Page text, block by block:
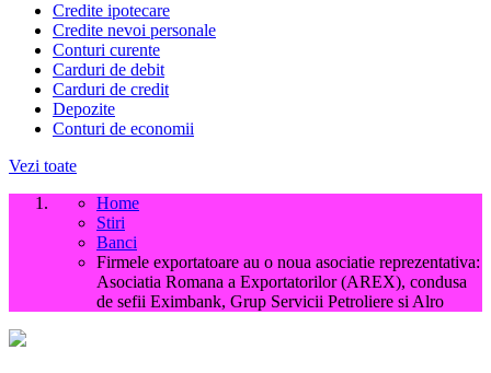
Credite ipotecare
Credite nevoi personale
Conturi curente
Carduri de debit
Carduri de credit
Depozite
Conturi de economii
Vezi toate
Home
Stiri
Banci
Firmele exportatoare au o noua asociatie reprezentativa:
Asociatia Romana a Exportatorilor (AREX), condusa
de sefii Eximbank, Grup Servicii Petroliere si Alro